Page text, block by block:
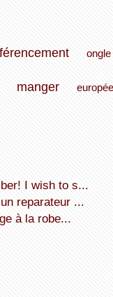
ongle
manger
I wish to s...
reparateur ...
à la robe...